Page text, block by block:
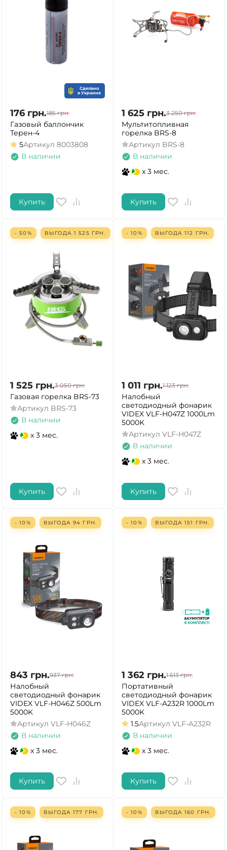
Сделано
в Украине
176 грн.185 грн.
Газовый баллончик
Терен-4
5Артикул 8003808
В наличии
Купить
1 625 грн.3 250 грн.
Мультитопливная
горелка BRS-8
Артикул BRS-8
В наличии
x 3 мес.
Купить
- 50% ВЫГОДА 1 525 ГРН.
1 525 грн.3 050 грн.
Газовая горелка BRS-73
Артикул BRS-73
В наличии
x 3 мес.
Купить
- 10% ВЫГОДА 112 ГРН.
1 011 грн.1 123 грн.
Налобный
светодиодный фонарик
VIDEX VLF-H047Z 1000Lm
5000K
Артикул VLF-H047Z
В наличии
x 3 мес.
Купить
- 10% ВЫГОДА 94 ГРН.
843 грн.937 грн.
Налобный
светодиодный фонарик
VIDEX VLF-H046Z 500Lm
5000K
Артикул VLF-H046Z
В наличии
x 3 мес.
Купить
- 10% ВЫГОДА 151 ГРН.
1 362 грн.1 513 грн.
Портативный
светодиодный фонарик
VIDEX VLF-A232R 1000Lm
5000K
1.5Артикул VLF-A232R
В наличии
x 3 мес.
Купить
- 10% ВЫГОДА 177 ГРН. - 10% ВЫГОДА 160 ГРН.